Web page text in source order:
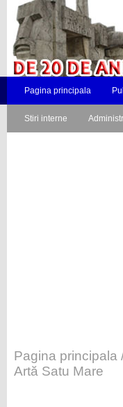
Pagina principala
Stiri interne
Pagina principala
Artă Satu Mare